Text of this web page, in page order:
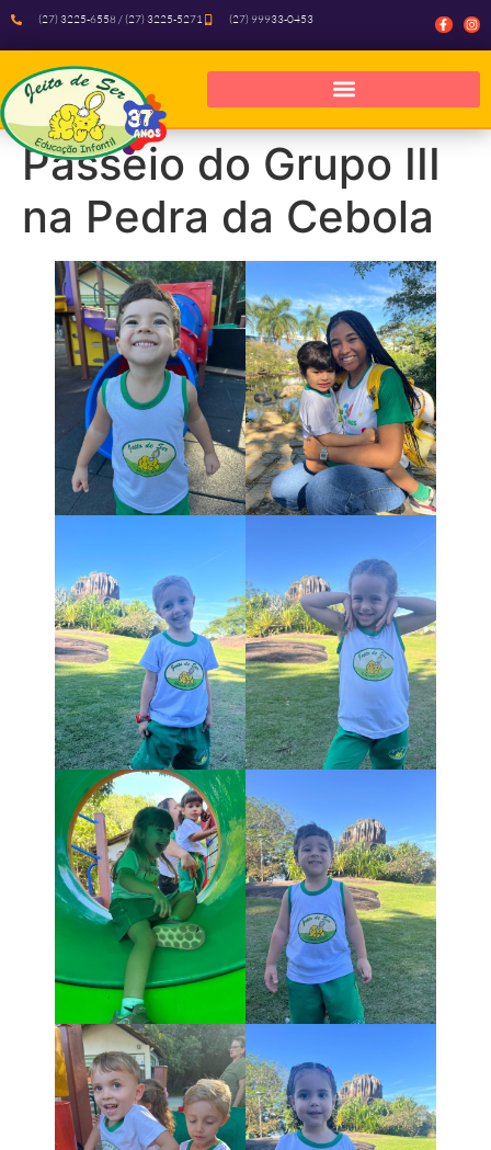
(27) 3225-6558 / (27) 3225-5271 (27) 99933-0453
Passeio do Grupo III
na Pedra da Cebola